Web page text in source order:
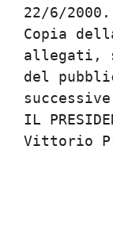
Copia
del
IL